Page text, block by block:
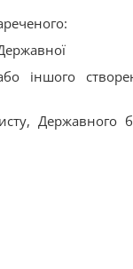
іншого
Державного